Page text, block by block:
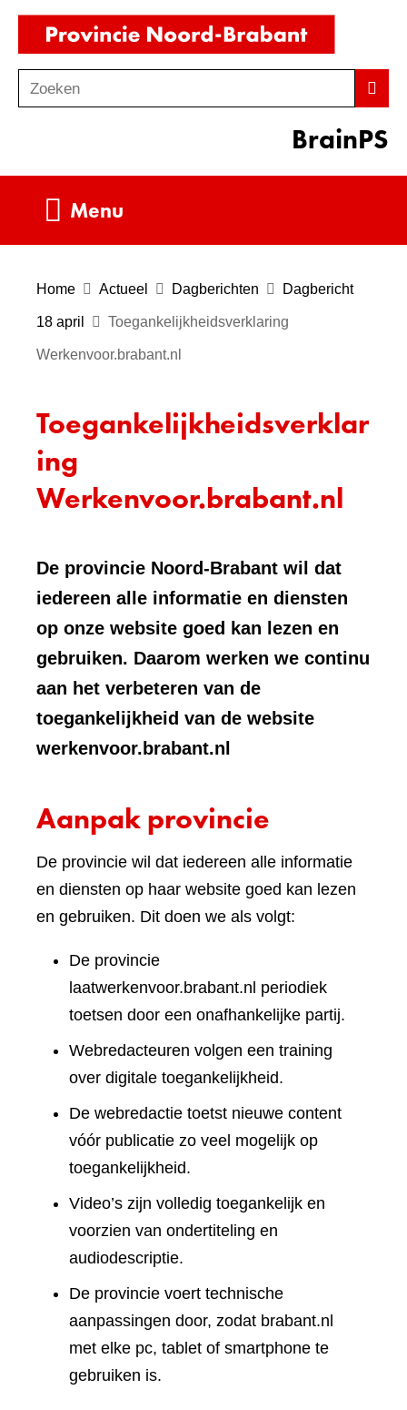
Ga
de
inhoud
o
Zoeken
BrainPS
Menu
Home Actueel Dagberichten Dagbericht
18 april Toegankelijkheidsverklaring
Werkenvoor.brabant.nl
Toegankelijkheidsverklar
ing
Werkenvoor.brabant.nl
De provincie Noord-Brabant wil dat
iedereen alle informatie en diensten
op onze website goed kan lezen en
gebruiken. Daarom werken we continu
aan het verbeteren van de
toegankelijkheid van de website
werkenvoor.brabant.nl
Aanpak provincie
De provincie wil dat iedereen alle informatie
en diensten op haar website goed kan lezen
en gebruiken. Dit doen we als volgt:
De provincie
laatwerkenvoor.brabant.nl periodiek
toetsen door een onafhankelijke partij.
Webredacteuren volgen een training
over digitale toegankelijkheid.
De webredactie toetst nieuwe content
vóór publicatie zo veel mogelijk op
toegankelijkheid.
Video’s zijn volledig toegankelijk en
voorzien van ondertiteling en
audiodescriptie.
De provincie voert technische
aanpassingen door, zodat brabant.nl
met elke pc, tablet of smartphone te
gebruiken is.